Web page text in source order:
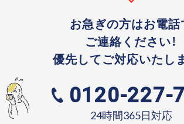
お急ぎの方はお電話
ご連絡ください！
優先してご対応いたし
0120-227-
24時間365日対応